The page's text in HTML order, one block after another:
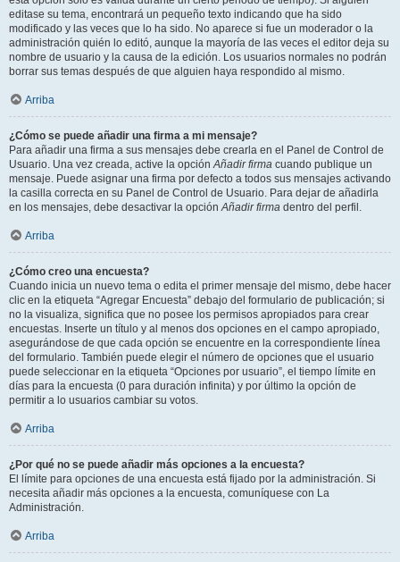
editase su tema, encontrará un pequeño texto indicando que ha sido
modificado y las veces que lo ha sido. No aparece si fue un moderador o la
administración quién lo editó, aunque la mayoría de las veces el editor deja su
nombre de usuario y la causa de la edición. Los usuarios normales no podrán
borrar sus temas después de que alguien haya respondido al mismo.
Arriba
¿Cómo se puede añadir una firma a mi mensaje?
Para añadir una firma a sus mensajes debe crearla en el Panel de Control de
Usuario. Una vez creada, active la opciónAñadir firma cuando publique un
mensaje. Puede asignar una firma por defecto a todos sus mensajes activando
la casilla correcta en su Panel de Control de Usuario. Para dejar de añadirla
en los mensajes, debe desactivar la opciónAñadir firma dentro del perfil.
Arriba
¿Cómo creo una encuesta?
Cuando inicia un nuevo tema o edita el primer mensaje del mismo, debe hacer
clic en la etiqueta “Agregar Encuesta” debajo del formulario de publicación; si
no la visualiza, significa que no posee los permisos apropiados para crear
encuestas. Inserte un título y al menos dos opciones en el campo apropiado,
asegurándose de que cada opción se encuentre en la correspondiente línea
del formulario. También puede elegir el número de opciones que el usuario
puede seleccionar en la etiqueta “Opciones por usuario”, el tiempo límite en
días para la encuesta (0 para duración infinita) y por último la opción de
permitir a lo usuarios cambiar su votos.
Arriba
¿Por qué no se puede añadir más opciones a la encuesta?
El límite para opciones de una encuesta está fijado por la administración. Si
necesita añadir más opciones a la encuesta, comuníquese con La
Administración.
Arriba